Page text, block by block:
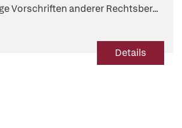
Vorschriften anderer Rechtsber...
Details